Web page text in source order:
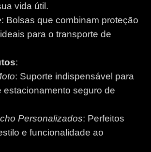
vida útil.
: Bolsas que combinam proteção
para o transporte de
:
: Suporte indispensável para
estacionamento seguro de
Personalizados: Perfeitos
e funcionalidade ao